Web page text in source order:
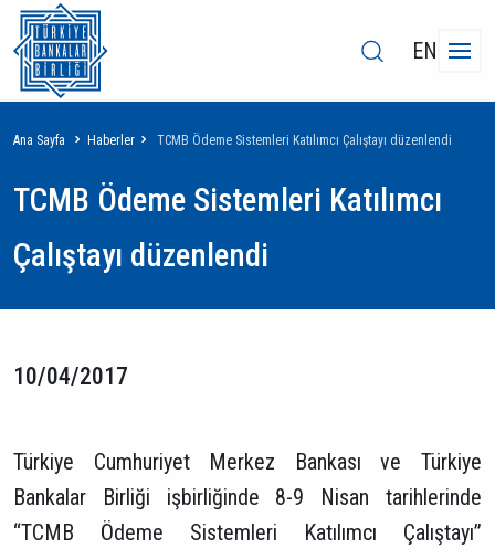
EN
Sayfa
yolu
Ana Sayfa Haberler TCMB Ödeme Sistemleri Katılımcı Çalıştayı düzenlendi
TCMB Ödeme Sistemleri Katılımcı
Çalıştayı düzenlendi
10/04/2017
Türkiye Cumhuriyet Merkez Bankası ve Türkiye
Bankalar Birliği işbirliğinde 8-9 Nisan tarihlerinde
“TCMB Ödeme Sistemleri Katılımcı Çalıştayı”